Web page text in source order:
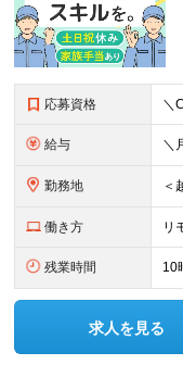
応募資格
給与
勤務地
働き方 リ
残業時間 10
求人を見る